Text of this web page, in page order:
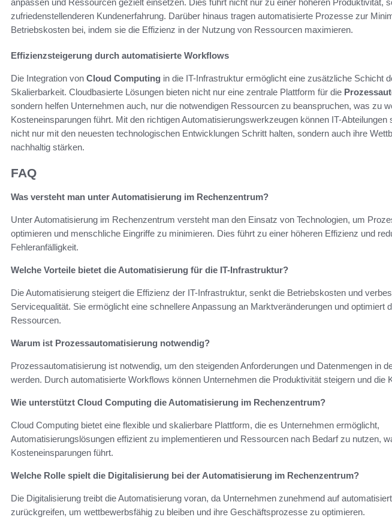
zufriedenstellenderen Kundenerfahrung. Darüber hinaus tragen automatisierte Prozesse zur
Betriebskosten bei, indem sie die Effizienz in der Nutzung von Ressourcen maximieren.
Effizienzsteigerung durch automatisierte Workflows
Die Integration von Cloud Computing in die IT-Infrastruktur ermöglicht eine zusätzliche Schicht
Skalierbarkeit. Cloudbasierte Lösungen bieten nicht nur eine zentrale Plattform für die
sondern helfen Unternehmen auch, nur die notwendigen Ressourcen zu beanspruchen, was zu
Kosteneinsparungen führt. Mit den richtigen Automatisierungswerkzeugen können IT-
nicht nur mit den neuesten technologischen Entwicklungen Schritt halten, sondern auch ihre
nachhaltig stärken.
FAQ
Was versteht man unter Automatisierung im Rechenzentrum?
Unter Automatisierung im Rechenzentrum versteht man den Einsatz von Technologien, um
optimieren und menschliche Eingriffe zu minimieren. Dies führt zu einer höheren Effizienz und
Fehleranfälligkeit.
Welche Vorteile bietet die Automatisierung für die IT-Infrastruktur?
Die Automatisierung steigert die Effizienz der IT-Infrastruktur, senkt die Betriebskosten und
Servicequalität. Sie ermöglicht eine schnellere Anpassung an Marktveränderungen und optimiert
Ressourcen.
Warum ist Prozessautomatisierung notwendig?
Prozessautomatisierung ist notwendig, um den steigenden Anforderungen und Datenmengen in
werden. Durch automatisierte Workflows können Unternehmen die Produktivität steigern und die
Wie unterstützt Cloud Computing die Automatisierung im Rechenzentrum?
Cloud Computing bietet eine flexible und skalierbare Plattform, die es Unternehmen ermöglicht,
Automatisierungslösungen effizient zu implementieren und Ressourcen nach Bedarf zu nutzen,
Kosteneinsparungen führt.
Welche Rolle spielt die Digitalisierung bei der Automatisierung im Rechenzentrum?
Die Digitalisierung treibt die Automatisierung voran, da Unternehmen zunehmend auf
zurückgreifen, um wettbewerbsfähig zu bleiben und ihre Geschäftsprozesse zu optimieren.